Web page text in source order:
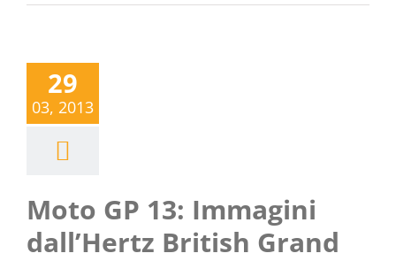
29
03, 2013
Moto GP 13: Immagini
dall’Hertz British Grand